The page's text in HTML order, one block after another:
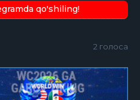
qo'shiling!
2 голоса